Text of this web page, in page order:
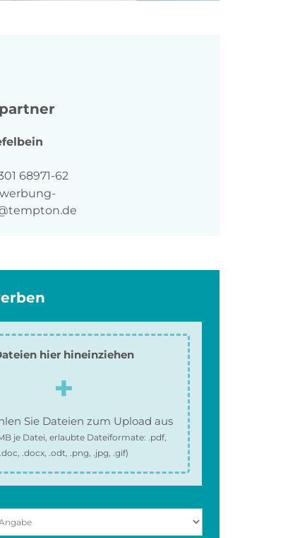
68971-62
hier hineinziehen
Sie Dateien zum Upload aus
je Datei, erlaubte Dateiformate:.pdf,
.doc, .docx, .odt, .png, .jpg, .gif)